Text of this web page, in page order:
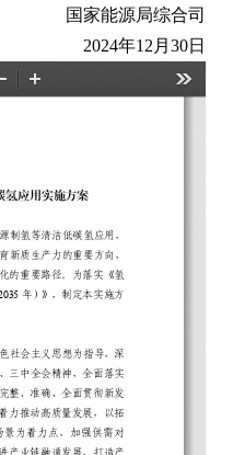
国家能源局综合司
2024年12月30日